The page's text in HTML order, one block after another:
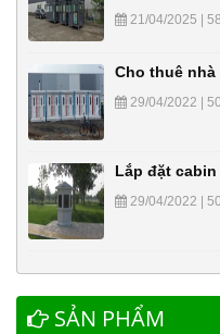
21/04/2025 |
Cho thuê
29/04/2022 |
Lắp đặt cabin
29/04/2022 |
SẢN PHẨM